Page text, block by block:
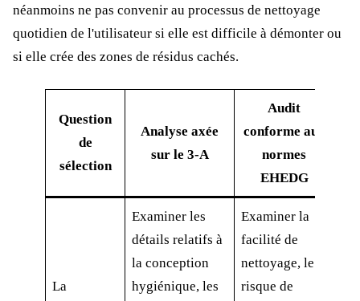
néanmoins ne pas convenir au processus de nettoyage
quotidien de l'utilisateur si elle est difficile à démonter ou
si elle crée des zones de résidus cachés.
Question
de
sélection
Analyse axée
sur le 3-A
Audit
conforme aux
normes
EHEDG
La
Examiner les
détails relatifs à
la conception
hygiénique, les
Examiner la
facilité de
nettoyage, le
risque de